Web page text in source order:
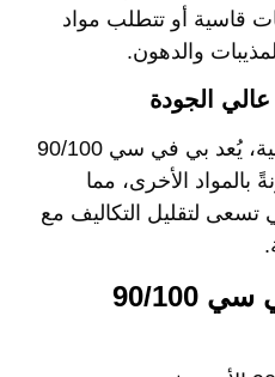
قاسية أو تتطلب مواد
والدهون.
عالي الجودة
على الرغم من جودته العالية، يُعد بي في سي 90/100
بالمواد الأخرى، مما
تسعى لتقليل التكاليف مع
أهم تطبيقات بي في سي 90/100